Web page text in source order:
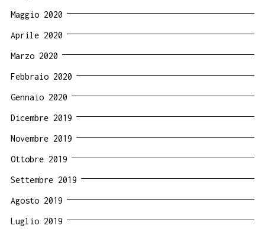
Maggio 2020
Aprile 2020
Marzo 2020
Febbraio 2020
Gennaio 2020
Dicembre 2019
Novembre 2019
Ottobre 2019
Settembre 2019
Agosto 2019
Luglio 2019